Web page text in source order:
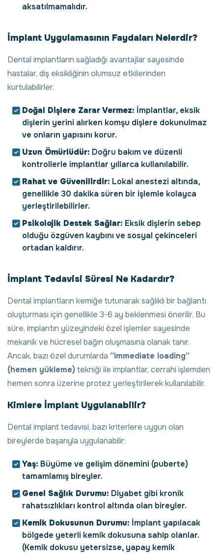
aksatılmamalıdır.
İmplant Uygulamasının Faydaları Nelerdir?
Dental implantların sağladığı avantajlar sayesinde
hastalar, diş eksikliğinin olumsuz etkilerinden
kurtulabilirler.
Doğal Dişlere Zarar Vermez: İmplantlar, eksik
dişlerin yerini alırken komşu dişlere dokunulmaz
ve onların yapısını korur.
Uzun Ömürlüdür: Doğru bakım ve düzenli
kontrollerle implantlar yıllarca kullanılabilir.
Rahat ve Güvenilirdir: Lokal anestezi altında,
genellikle 30 dakika süren bir işlemle kolayca
yerleştirilebilirler.
Psikolojik Destek Sağlar: Eksik dişlerin sebep
olduğu özgüven kaybını ve sosyal çekinceleri
ortadan kaldırır.
İmplant Tedavisi Süresi Ne Kadardır?
Dental implantların kemiğe tutunarak sağlıklı bir bağlantı
oluşturması için genellikle 3-6 ay beklenmesi önerilir. Bu
süre, implantın yüzeyindeki özel işlemler sayesinde
mekanik ve hücresel bağın oluşmasına olanak tanır.
Ancak, bazı özel durumlarda “immediate loading”
(hemen yükleme)tekniği ile implantlar, cerrahi işlemden
hemen sonra üzerine protez yerleştirilerek kullanılabilir.
Kimlere İmplant Uygulanabilir?
Dental implant tedavisi, bazı kriterlere uygun olan
bireylerde başarıyla uygulanabilir:
Yaş: Büyüme ve gelişim dönemini (puberte)
tamamlamış bireyler.
Genel Sağlık Durumu: Diyabet gibi kronik
rahatsızlıkları kontrol altında olan bireyler.
Kemik Dokusunun Durumu: İmplant yapılacak
bölgede yeterli kemik dokusuna sahip olanlar.
(Kemik dokusu yetersizse, yapay kemik